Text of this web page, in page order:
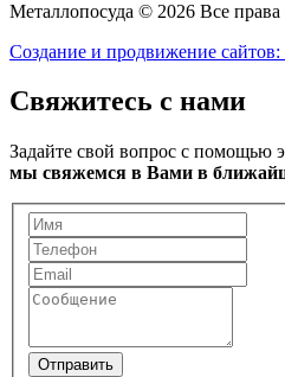
Металлопосуда © 2026 Все
Создание и продвижение
Свяжитесь с нами
Задайте свой вопрос с помощью
мы свяжемся в Вами в
Отправить